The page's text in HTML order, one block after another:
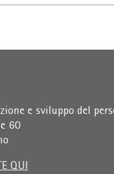
e sviluppo del
60
QUI